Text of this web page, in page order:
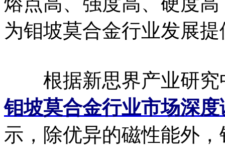
为钼坡莫合金行业发展
根据新思界产业研究
钼坡莫合金行业市场深
示，除优异的磁性能外